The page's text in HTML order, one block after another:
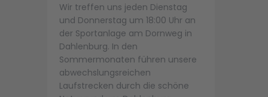
Wir treffen uns jeden Dienstag
und Donnerstag um 18:00 Uhr an
der Sportanlage am Dornweg in
Dahlenburg. In den
Sommermonaten führen unsere
abwechslungsreichen
Laufstrecken durch die schöne